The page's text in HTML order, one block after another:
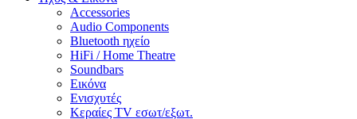
Accessories
Audio Components
Bluetooth ηχείο
HiFi / Home Theatre
Soundbars
Εικόνα
Ενισχυτές
Κεραίες TV εσωτ/εξωτ.